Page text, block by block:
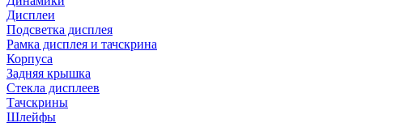
Дисплеи
Подсветка дисплея
Рамка дисплея и тачскрина
Корпуса
Задняя крышка
Стекла дисплеев
Тачскрины
Шлейфы